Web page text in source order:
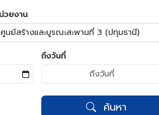
วยงาน
ศูนย์สร้างและบูรณะสะพานที่ 3 (ปทุมธานี)
ถึงวันที่
ค้นหา